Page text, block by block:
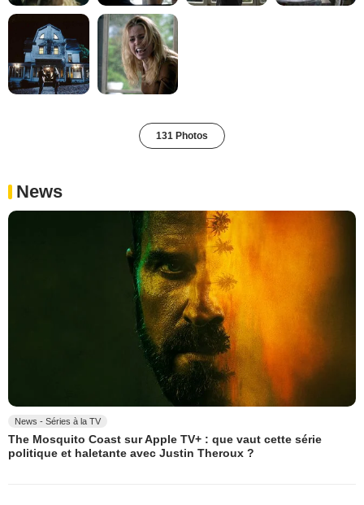
131 Photos
News
News - Séries à la TV
The Mosquito Coast sur Apple TV+ : que vaut cette série
politique et haletante avec Justin Theroux ?